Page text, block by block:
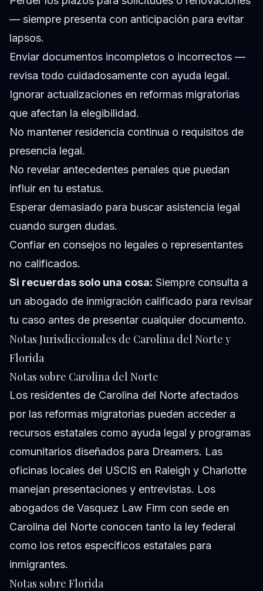
— siempre presenta con anticipación para evitar
lapsos.
Enviar documentos incompletos o incorrectos —
revisa todo cuidadosamente con ayuda legal.
Ignorar actualizaciones en reformas migratorias
que afectan la elegibilidad.
No mantener residencia continua o requisitos de
presencia legal.
No revelar antecedentes penales que puedan
influir en tu estatus.
Esperar demasiado para buscar asistencia legal
cuando surgen dudas.
Confiar en consejos no legales o representantes
no calificados.
Si recuerdas solo una cosa: Siempre consulta a
un abogado de inmigración calificado para revisar
tu caso antes de presentar cualquier documento.
Notas Jurisdiccionales de Carolina del Norte y
Florida
Notas sobre Carolina del Norte
Los residentes de Carolina del Norte afectados
por las reformas migratorias pueden acceder a
recursos estatales como ayuda legal y programas
comunitarios diseñados para Dreamers. Las
oficinas locales del USCIS en Raleigh y Charlotte
manejan presentaciones y entrevistas. Los
abogados de Vasquez Law Firm con sede en
Carolina del Norte conocen tanto la ley federal
como los retos específicos estatales para
inmigrantes.
Notas sobre Florida